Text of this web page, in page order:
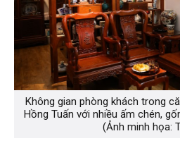
Không gian phòng khách trong
Hồng Tuấn với nhiều ấm chén,
(Ảnh minh họa: